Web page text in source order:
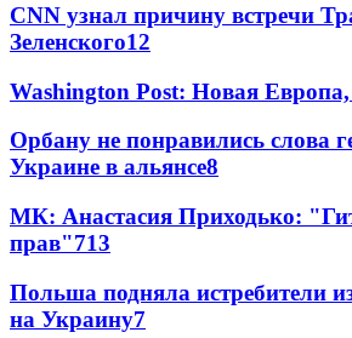
CNN узнал причину встречи
Зеленского12
Washington Post: Новая Европа,
Орбану не понравились слова
Украине в альянсе8
МК: Анастасия Приходько:
прав"713
Польша подняла истребители
на Украину7